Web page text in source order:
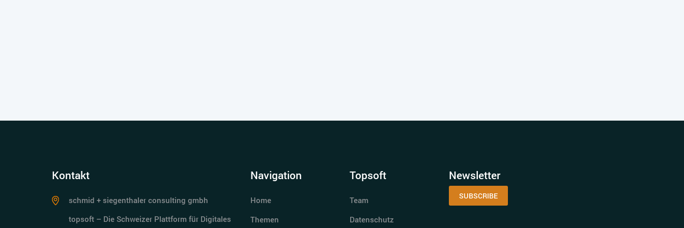
Kontakt
schmid + siegenthaler consulting gmbh
topsoft – Die Schweizer Plattform für Digitales
Navigation
Home
Themen
Topsoft
Team
Datenschutz
Newsletter
SUBSCRIBE